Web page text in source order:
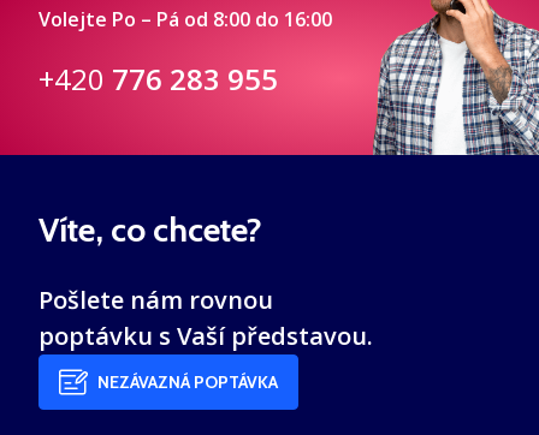
Volejte Po – Pá od 8:00 do 16:00
+420 776 283 955
Víte, co chcete?
Pošlete nám rovnou
poptávku s Vaší představou.
NEZÁVAZNÁ POPTÁVKA